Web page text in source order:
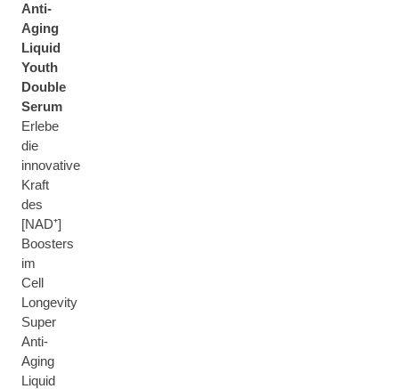
Anti-
Aging
Liquid
Youth
Double
Serum
Erlebe
die
innovative
Kraft
des
[NAD⁺]
Boosters
im
Cell
Longevity
Super
Anti-
Aging
Liquid